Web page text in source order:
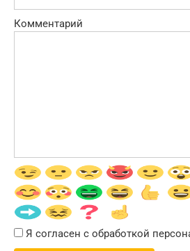
Комментарий
Я согласен с обработкой